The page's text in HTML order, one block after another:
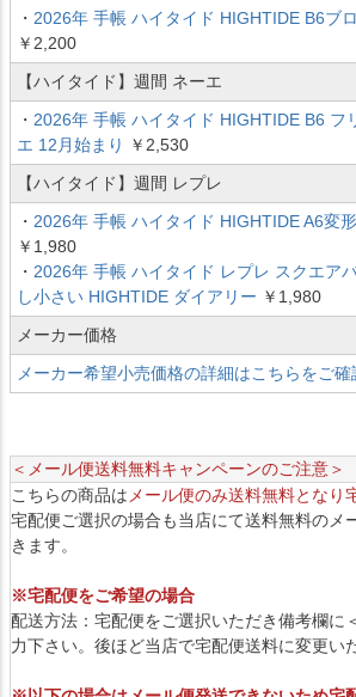
・ 2026年 手帳 ハイタイド HIGHTIDE B6ブ
￥2,200
【ハイタイド】週間 ネーエ
・ 2026年 手帳 ハイタイド HIGHTIDE B6 フ
エ 12月始まり
￥2,530
【ハイタイド】週間 レプレ
・ 2026年 手帳 ハイタイド HIGHTIDE A6変
￥1,980
・ 2026年 手帳 ハイタイド レプレ スクエア
し小さい HIGHTIDE ダイアリー ￥1,980
メーカー価格
メーカー希望小売価格の詳細はこちらをご
＜メール便送料無料キャンペーンのご注意＞
こちらの商品は メール便のみ送料無料となり
宅配便ご選択の場合も当店にて送料無料のメ
きます。
※宅配便をご希望の場合
配送方法：宅配便をご選択いただき備考欄に
力下さい。後ほど当店で宅配便送料に変更い